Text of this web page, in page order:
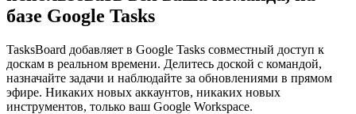
базе Google Tasks
TasksBoard добавляет в Google Tasks совместный доступ к
доскам в реальном времени. Делитесь доской с командой,
назначайте задачи и наблюдайте за обновлениями в прямом
эфире. Никаких новых аккаунтов, никаких новых
инструментов, только ваш Google Workspace.